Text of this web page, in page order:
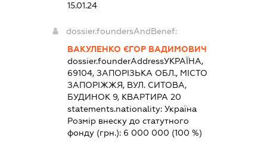
15.01.24
dossier.foundersAndBenef:
ВАКУЛЕНКО ЄГОР ВАДИМОВИЧ
dossier.founderAddressУКРАЇНА,
69104, ЗАПОРІЗЬКА ОБЛ., МІСТО
ЗАПОРІЖЖЯ, ВУЛ. СИТОВА,
БУДИНОК 9, КВАРТИРА 20
statements.nationality:Україна
Розмір внеску до статутного
фонду (грн.): 6 000 000 (100 %)